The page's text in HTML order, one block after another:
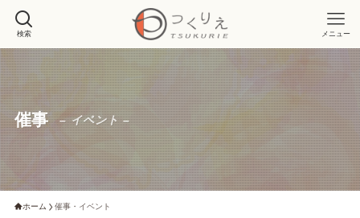
検索 メニュー
催事 – イベント –
ホーム 催事・イベント